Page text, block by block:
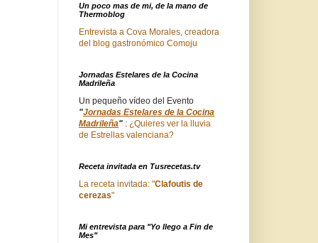
Un poco mas de mi, de la mano de
Thermoblog
Entrevista a Cova Morales, creadora
del blog gastronómico Comoju
Jornadas Estelares de la Cocina
Madrileña
Un pequeño vídeo del Evento
"Jornadas Estelares de la Cocina
Madrileña" : ¿Quieres ver la lluvia
de Estrellas valenciana?
Receta invitada en Tusrecetas.tv
La receta invitada: "Clafoutis de
cerezas"
Mi entrevista para "Yo llego a Fin de
Mes"